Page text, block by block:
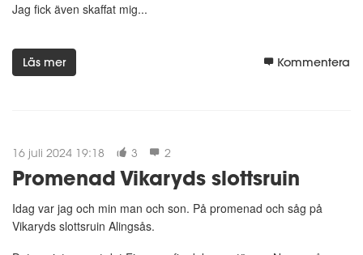
Jag fick även skaffat mig...
Läs mer Kommentera
16 juli 2024 19:18 3 2
Promenad Vikaryds slottsruin
Idag var jag och min man och son. På promenad och såg på
Vikaryds slottsruin Alingsås.